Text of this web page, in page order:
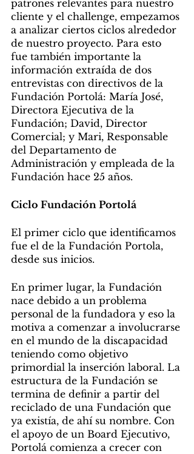
patrones relevantes para nuestro
cliente y el challenge, empezamos
a analizar ciertos ciclos alrededor
de nuestro proyecto. Para esto
fue también importante la
información extraída de dos
entrevistas con directivos de la
Fundación Portolá: María José,
Directora Ejecutiva de la
Fundación; David, Director
Comercial; y Mari, Responsable
del Departamento de
Administración y empleada de la
Fundación hace 25 años.
Ciclo Fundación Portolá
El primer ciclo que identificamos
fue el de la Fundación Portola,
desde sus inicios.
En primer lugar, la Fundación
nace debido a un problema
personal de la fundadora y eso la
motiva a comenzar a involucrarse
en el mundo de la discapacidad
teniendo como objetivo
primordial la inserción laboral. La
estructura de la Fundación se
termina de definir a partir del
reciclado de una Fundación que
ya existía, de ahí su nombre. Con
el apoyo de un Board Ejecutivo,
Portolá comienza a crecer con